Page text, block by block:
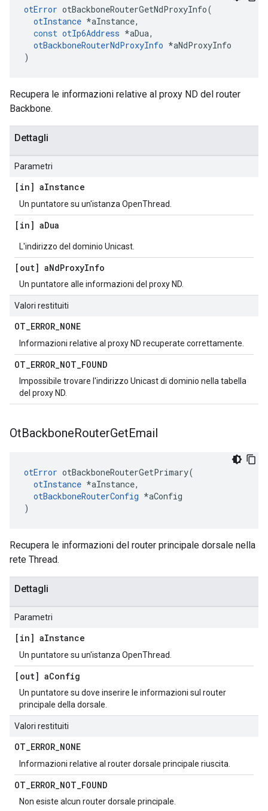
otError otBackboneRouterGetNdProxyInfo(
otInstance *aInstance,
const otIp6Address *aDua,
otBackboneRouterNdProxyInfo *aNdProxyInfo
)
Recupera le informazioni relative al proxy ND del router
Backbone.
Dettagli
Parametri
[in] aInstance
Un puntatore su un'istanza OpenThread.
[in] aDua
L'indirizzo del dominio Unicast.
[out] aNdProxyInfo
Un puntatore alle informazioni del proxy ND.
Valori restituiti
OT_ERROR_NONE
Informazioni relative al proxy ND recuperate correttamente.
OT_ERROR_NOT_FOUND
Impossibile trovare l'indirizzo Unicast di dominio nella tabella
del proxy ND.
OtBackboneRouterGetEmail
otError otBackboneRouterGetPrimary(
otInstance *aInstance,
otBackboneRouterConfig *aConfig
)
Recupera le informazioni del router principale dorsale nella
rete Thread.
Dettagli
Parametri
[in] aInstance
Un puntatore su un'istanza OpenThread.
[out] aConfig
Un puntatore su dove inserire le informazioni sul router
principale della dorsale.
Valori restituiti
OT_ERROR_NONE
Informazioni relative al router dorsale principale riuscita.
OT_ERROR_NOT_FOUND
Non esiste alcun router dorsale principale.